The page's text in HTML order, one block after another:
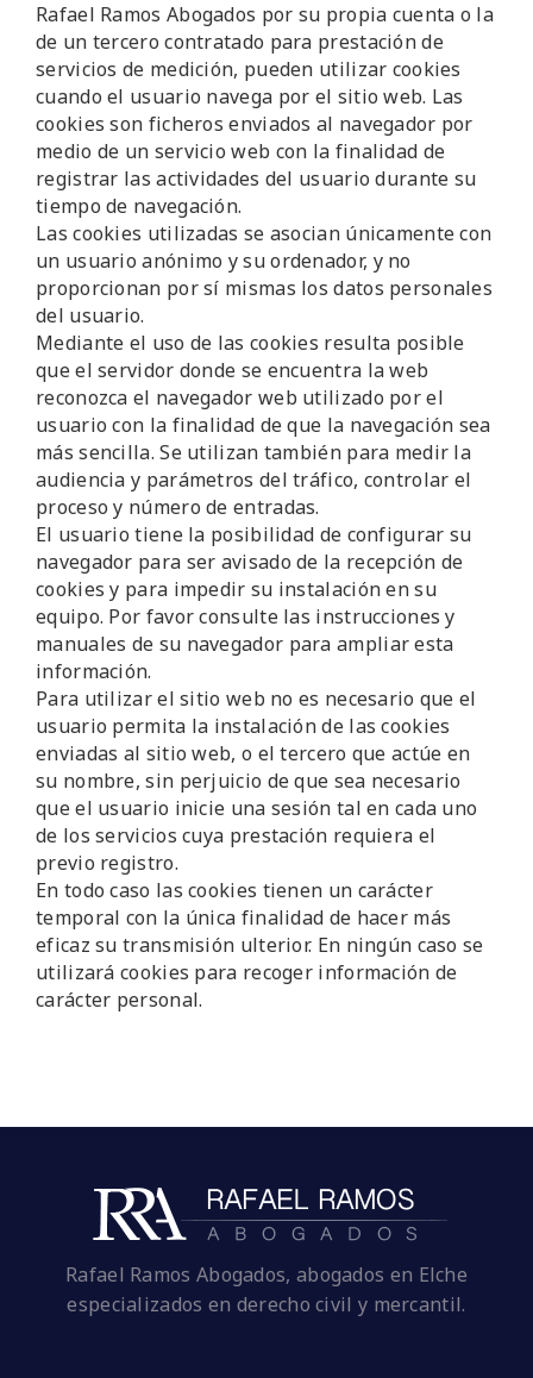
Rafael Ramos Abogados por su propia cuenta o la
de un tercero contratado para prestación de
servicios de medición, pueden utilizar cookies
cuando el usuario navega por el sitio web. Las
cookies son ficheros enviados al navegador por
medio de un servicio web con la finalidad de
registrar las actividades del usuario durante su
tiempo de navegación.
Las cookies utilizadas se asocian únicamente con
un usuario anónimo y su ordenador, y no
proporcionan por sí mismas los datos personales
del usuario.
Mediante el uso de las cookies resulta posible
que el servidor donde se encuentra la web
reconozca el navegador web utilizado por el
usuario con la finalidad de que la navegación sea
más sencilla. Se utilizan también para medir la
audiencia y parámetros del tráfico, controlar el
proceso y número de entradas.
El usuario tiene la posibilidad de configurar su
navegador para ser avisado de la recepción de
cookies y para impedir su instalación en su
equipo. Por favor consulte las instrucciones y
manuales de su navegador para ampliar esta
información.
Para utilizar el sitio web no es necesario que el
usuario permita la instalación de las cookies
enviadas al sitio web, o el tercero que actúe en
su nombre, sin perjuicio de que sea necesario
que el usuario inicie una sesión tal en cada uno
de los servicios cuya prestación requiera el
previo registro.
En todo caso las cookies tienen un carácter
temporal con la única finalidad de hacer más
eficaz su transmisión ulterior. En ningún caso se
utilizará cookies para recoger información de
carácter personal.
Rafael Ramos Abogados, abogados en Elche
especializados en derecho civil y mercantil.